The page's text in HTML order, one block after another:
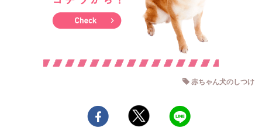
赤ちゃん犬のしつけ